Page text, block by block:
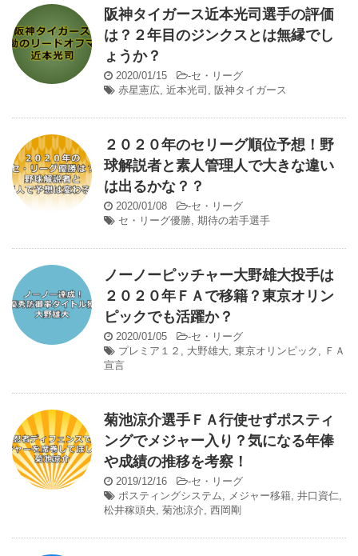
阪神タイガース近本光司選手の評価
は？２年目のジンクスとは無縁でし
ょうか？
2020/01/15 -セ・リーグ
赤星憲広, 近本光司 , 阪神タイガース
２０２０年のセリーグ順位予想！野
球解説者と素人管理人で大きな違い
は出るかな？？
2020/01/08 -セ・リーグ
セ・リーグ優勝, 期待の若手選手
ノーノーピッチャー大野雄大投手は
２０２０年ＦＡで移籍？東京オリン
ピックでも活躍か？
2020/01/05 -セ・リーグ
プレミア１２ , 大野雄大, 東京オリンピック , ＦＡ
宣言
菊池涼介選手ＦＡ行使せずポスティ
ングでメジャー入り？気になる年俸
や成績の推移を考察！
2019/12/16 -セ・リーグ
ポスティングシステム, メジャー移籍, 井口資仁,
松井稼頭央, 菊池涼介, 西岡剛